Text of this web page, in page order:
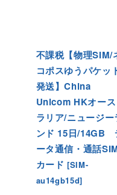
不課税【物理SIM/
コポスゆうパケッ
発送】China
Unicom HKオース
ラリア/ニュージー
ンド 15日/14GB
ータ通信・通話
カード [SIM-
au14gb15d]